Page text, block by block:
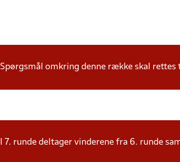
Spørgsmål omkring denne række skal rettes
I 7. runde deltager vinderene fra 6. runde